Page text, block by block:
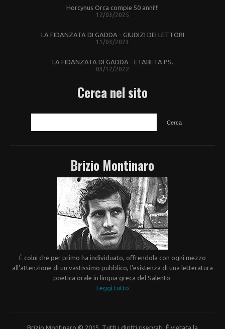
Horcynus Orca compie 50 anni!!!
12/03/2025
LA FIDANZATA DI GADDA - GIUDIZI DEI LETTORI
11/03/2023
LA FIDANZATA DI GADDA - ETABETA PS.
03/12/2022
Cerca nel sito
Brizio Montinaro
È colui che per primo ha individuato, offrendola con ogni mezzo
all’attenzione di un vastissimo pubblico, l’esistenza di una letteratura
poetica orale in lingua greca del Salento.
Leggi tutto